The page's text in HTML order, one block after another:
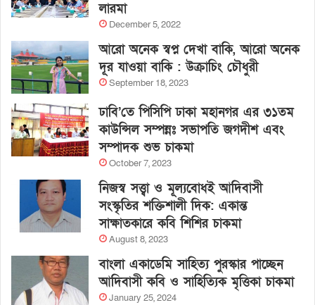
লারমা
December 5, 2022
আরো অনেক স্বপ্ন দেখা বাকি, আরো অনেক
দূর যাওয়া বাকি : উক্রাচিং চৌধুরী
September 18, 2023
ঢাবি’তে পিসিপি ঢাকা মহানগর এর ৩১তম
কাউন্সিল সম্পন্নঃ সভাপতি জগদীশ এবং
সম্পাদক শুভ চাকমা
October 7, 2023
নিজস্ব সত্ত্বা ও মূল্যবোধই আদিবাসী
সংস্কৃতির শক্তিশালী দিক: একান্ত
সাক্ষাতকারে কবি শিশির চাকমা
August 8, 2023
বাংলা একাডেমি সাহিত্য পুরস্কার পাচ্ছেন
আদিবাসী কবি ও সাহিত্যিক মৃত্তিকা চাকমা
January 25, 2024